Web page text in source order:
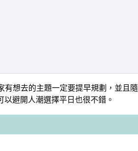
想去的主題一定要提早規劃，並且
避開人潮選擇平日也很不錯。